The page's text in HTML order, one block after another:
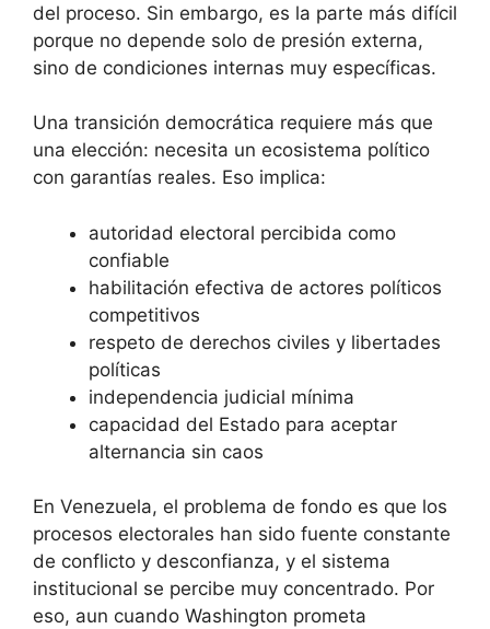
del proceso. Sin embargo, es la parte más difícil
porque no depende solo de presión externa,
sino de condiciones internas muy específicas.
Una transición democrática requiere más que
una elección: necesita un ecosistema político
con garantías reales. Eso implica:
autoridad electoral percibida como
confiable
habilitación efectiva de actores políticos
competitivos
respeto de derechos civiles y libertades
políticas
independencia judicial mínima
capacidad del Estado para aceptar
alternancia sin caos
En Venezuela, el problema de fondo es que los
procesos electorales han sido fuente constante
de conflicto y desconfianza, y el sistema
institucional se percibe muy concentrado. Por
eso, aun cuando Washington prometa